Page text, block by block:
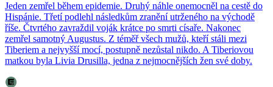
Jeden zemřel během epidemie. Druhý náhle onemocněl na cestě do
Hispánie. Třetí podlehl následkům zranění utrženého na východě
říše. Čtvrtého zavraždil voják krátce po smrti císaře. Nakonec
zemřel samotný Augustus. Z téměř všech mužů, kteří stáli mezi
Tiberiem a nejvyšší mocí, postupně nezůstal nikdo. A Tiberiovou
matkou byla Livia Drusilla, jedna z nejmocnějších žen své doby.